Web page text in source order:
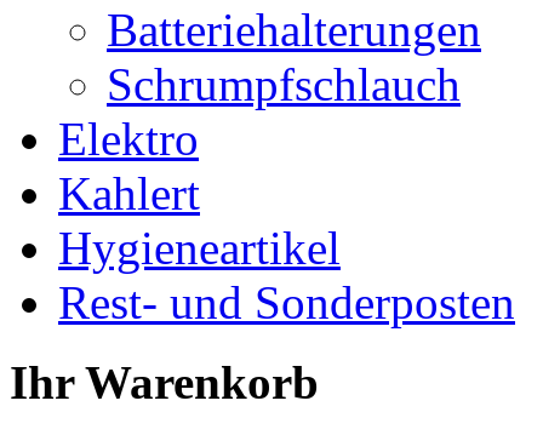
Batteriehalterungen
Schrumpfschlauch
Elektro
Kahlert
Hygieneartikel
Rest- und Sonderposten
Ihr Warenkorb